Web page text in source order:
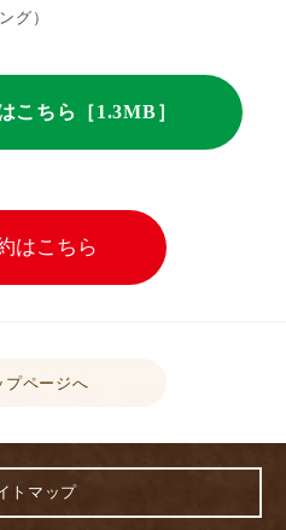
グ）
こちら［1.3MB］
はこちら
プページへ
トマップ